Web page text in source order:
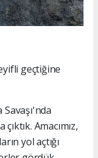
geçtiğine
Amacımız,
yol açtığı